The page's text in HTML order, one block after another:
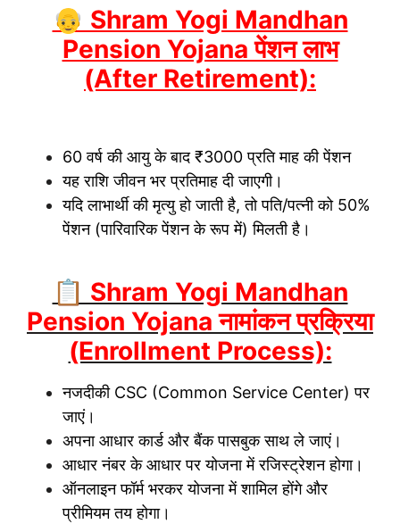
👴 Shram Yogi Mandhan
Pension Yojana पेंशन लाभ
(After Retirement):
60 वर्ष की आयु के बाद ₹3000 प्रति माह की पेंशन
यह राशि जीवन भर प्रतिमाह दी जाएगी।
यदि लाभार्थी की मृत्यु हो जाती है, तो पति/पत्नी को 50%
पेंशन (पारिवारिक पेंशन के रूप में) मिलती है।
📋 Shram Yogi Mandhan
Pension Yojana नामांकन प्रक्रिया
(Enrollment Process):
नजदीकी CSC (Common Service Center) पर
जाएं।
अपना आधार कार्ड और बैंक पासबुक साथ ले जाएं।
आधार नंबर के आधार पर योजना में रजिस्ट्रेशन होगा।
ऑनलाइन फॉर्म भरकर योजना में शामिल होंगे और
प्रीमियम तय होगा।